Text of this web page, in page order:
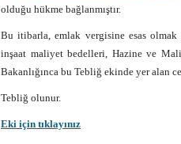
olduğu hükme bağlanmıştır.
Bu itibarla, emlak vergisine esas olmak
inşaat maliyet bedelleri, Hazine ve
Bakanlığınca bu Tebliğ ekinde yer alan
Tebliğ olunur.
Eki için tıklayınız